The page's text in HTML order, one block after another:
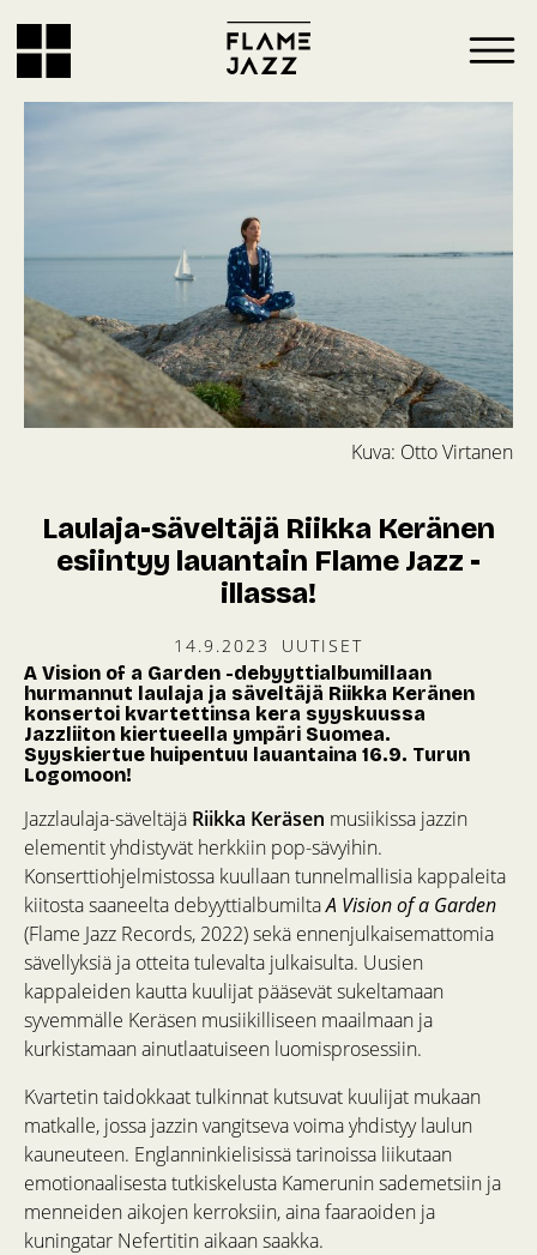
Kuva: Otto Virtanen
Laulaja-säveltäjä Riikka Keränen
esiintyy lauantain Flame Jazz -
illassa!
14.9.2023
UUTISET
A Vision of a Garden -debyyttialbumillaan
hurmannut laulaja ja säveltäjä Riikka Keränen
konsertoi kvartettinsa kera syyskuussa
Jazzliiton kiertueella ympäri Suomea.
Syyskiertue huipentuu lauantaina 16.9. Turun
Logomoon!
Jazzlaulaja-säveltäjä Riikka Keräsen musiikissa jazzin
elementit yhdistyvät herkkiin pop-sävyihin.
Konserttiohjelmistossa kuullaan tunnelmallisia kappaleita
kiitosta saaneelta debyyttialbumiltaA Vision of a Garden
(Flame Jazz Records, 2022) sekä ennenjulkaisemattomia
sävellyksiä ja otteita tulevalta julkaisulta. Uusien
kappaleiden kautta kuulijat pääsevät sukeltamaan
syvemmälle Keräsen musiikilliseen maailmaan ja
kurkistamaan ainutlaatuiseen luomisprosessiin.
Kvartetin taidokkaat tulkinnat kutsuvat kuulijat mukaan
matkalle, jossa jazzin vangitseva voima yhdistyy laulun
kauneuteen. Englanninkielisissä tarinoissa liikutaan
emotionaalisesta tutkiskelusta Kamerunin sademetsiin ja
menneiden aikojen kerroksiin, aina faaraoiden ja
kuningatar Nefertitin aikaan saakka.